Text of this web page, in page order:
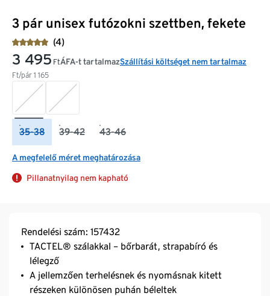
3 pár unisex futózokni szettben, fekete
(4)
3 495 Ft
Ft/pár 1 165
ÁFA-t tartalmazSzállítási költséget nem tartalmaz
35-38 39-42 43-46
A megfelelő méret meghatározása
Pillanatnyilag nem kapható
Rendelési szám: 157432
TACTEL® szálakkal – bőrbarát, strapabíró és
lélegző
A jellemzően terhelésnek és nyomásnak kitett
részeken különösen puhán béleltek